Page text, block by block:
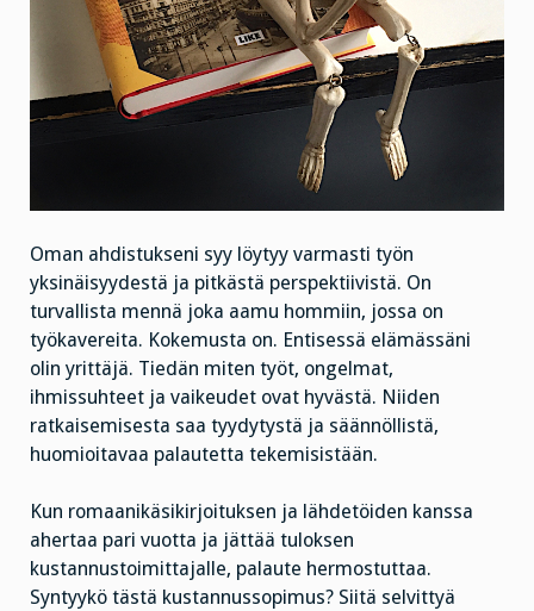
Oman ahdistukseni syy löytyy varmasti työn
yksinäisyydestä ja pitkästä perspektiivistä. On
turvallista mennä joka aamu hommiin, jossa on
työkavereita. Kokemusta on. Entisessä elämässäni
olin yrittäjä. Tiedän miten työt, ongelmat,
ihmissuhteet ja vaikeudet ovat hyvästä. Niiden
ratkaisemisesta saa tyydytystä ja säännöllistä,
huomioitavaa palautetta tekemisistään.
Kun romaanikäsikirjoituksen ja lähdetöiden kanssa
ahertaa pari vuotta ja jättää tuloksen
kustannustoimittajalle, palaute hermostuttaa.
Syntyykö tästä kustannussopimus? Siitä selvittyä